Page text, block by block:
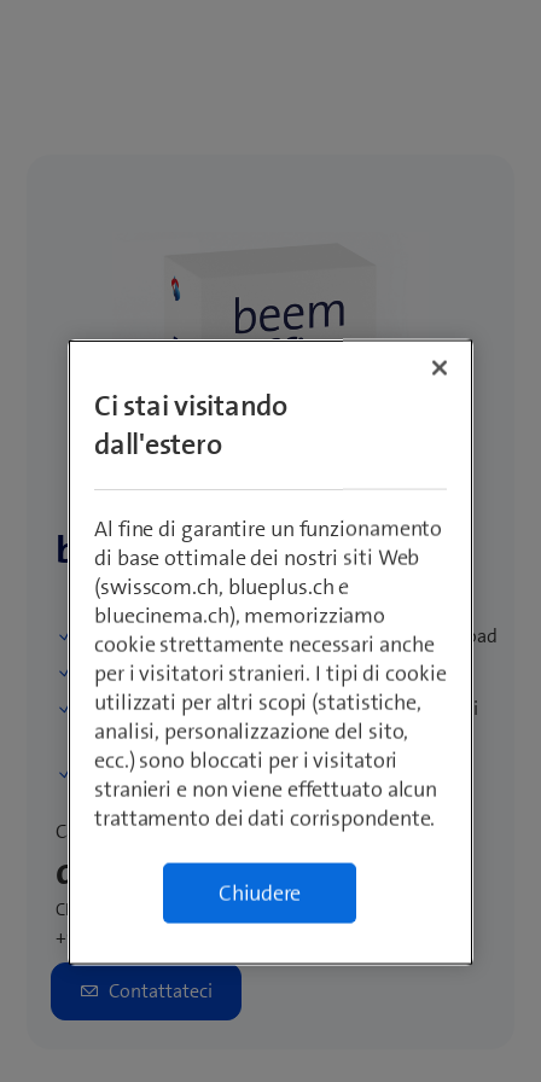
beem Office light+
Internet con max. 50 Mbit/s in download e upload
Service Desk e presa in carico dei guasti 7×24
Con 1 numero di telefono, chiamate senza limiti
verso tutte le reti fisse e mobili svizzere*
Opzioni blue TV disponibili in aggiunta
Canone mensile
da 69.–
CHF, IVA incl.
+9.– con Business Internet basic (300 Mbit/s)
Ci stai visitando
dall'estero
Al fine di garantire un funzionamento
di base ottimale dei nostri siti Web
(swisscom.ch, blueplus.ch e
bluecinema.ch), memorizziamo
cookie strettamente necessari anche
per i visitatori stranieri. I tipi di cookie
utilizzati per altri scopi (statistiche,
analisi, personalizzazione del sito,
ecc.) sono bloccati per i visitatori
stranieri e non viene effettuato alcun
trattamento dei dati corrispondente.
Chiudere